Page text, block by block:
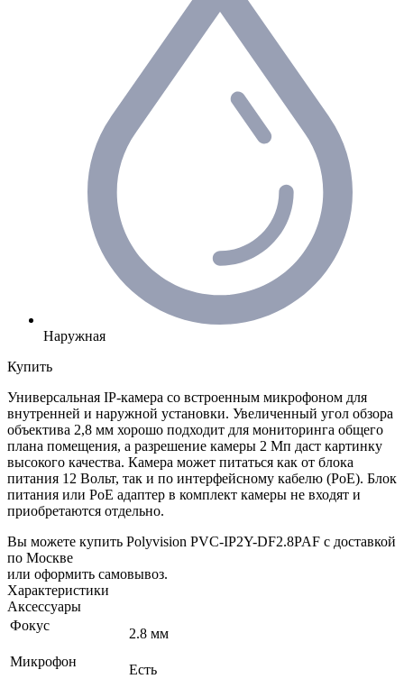
Наружная
Купить
Универсальная IP-камера со встроенным микрофоном для
внутренней и наружной установки. Увеличенный угол обзора
объектива 2,8 мм хорошо подходит для мониторинга общего
плана помещения, а разрешение камеры 2 Мп даст картинку
высокого качества. Камера может питаться как от блока
питания 12 Вольт, так и по интерфейсному кабелю (PoE). Блок
питания или PoE адаптер в комплект камеры не входят и
приобретаются отдельно.
Вы можете купить Polyvision PVC-IP2Y-DF2.8PAF с доставкой
по Москве
или оформить самовывоз.
Характеристики
Аксессуары
Фокус
2.8 мм
Микрофон
Есть